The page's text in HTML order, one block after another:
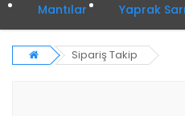
Mantılar Yaprak
Sipariş Takip